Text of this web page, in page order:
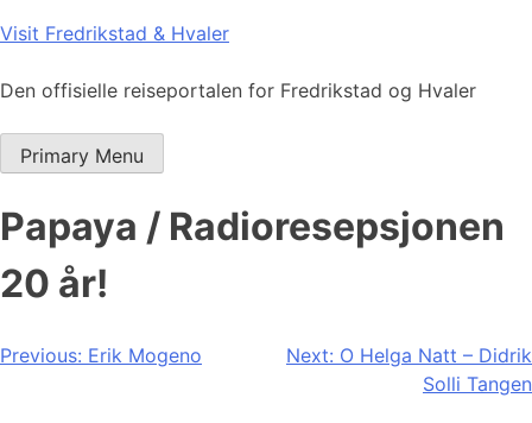
Skip
content
Visit Fredrikstad & Hvaler
Den offisielle reiseportalen for Fredrikstad og Hvaler
Primary Menu
Papaya / Radioresepsjonen
20 år!
Post
Previous: Erik Mogeno Next: O Helga Natt – Didrik
Solli Tangen